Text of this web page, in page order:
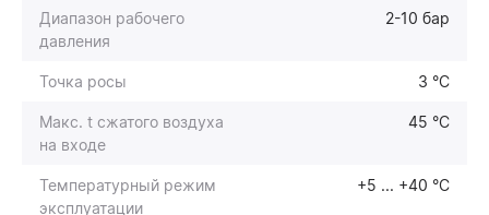
Диапазон рабочего
давления
2-10 бар
Точка росы 3 °C
Макс. t сжатого воздуха
на входе
45 °C
Температурный режим
эксплуатации
+5 ... +40 °С